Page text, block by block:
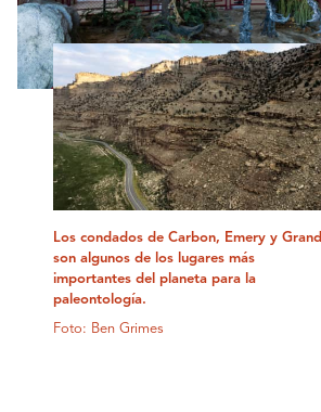
Los condados de Carbon, Emery y Grand
son algunos de los lugares más
importantes del planeta para la
paleontología.
Foto: Ben Grimes